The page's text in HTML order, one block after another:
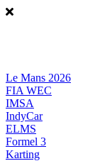
Videre
Le Mans 2026
FIA WEC
IMSA
IndyCar
ELMS
Formel 3
Karting